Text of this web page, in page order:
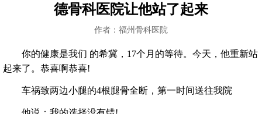
德骨科医院让他站了起来
作者：福州骨科医院
你的健康是我们 的希冀，17个月的等待。今天，他重新站
起来了。恭喜啊恭喜!
车祸致两边小腿的4根腿骨全断，第一时间送往我院